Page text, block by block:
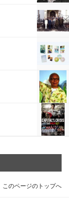
このページのトップへ